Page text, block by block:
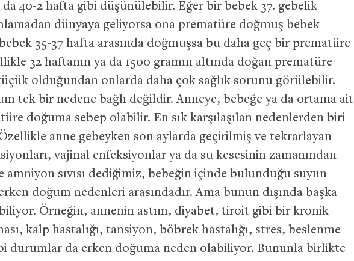
da 40-2 hafta gibi düşünülebilir. Eğer bir bebek 37. gebelik
dünyaya geliyorsa ona prematüre doğmuş bebek
35-37 hafta arasında doğmuşsa bu daha geç bir prematüre
32 haftanın ya da 1500 gramın altında doğan prematüre
olduğundan onlarda daha çok sağlık sorunu görülebilir.
tek bir nedene bağlı değildir. Anneye, bebeğe ya da ortama ait
doğuma sebep olabilir. En sık karşılaşılan nedenlerden biri
anne gebeyken son aylarda geçirilmiş ve tekrarlayan
vajinal enfeksiyonlar ya da su kesesinin zamanından
amniyon sıvısı dediğimiz, bebeğin içinde bulunduğu suyun
doğum nedenleri arasındadır. Ama bunun dışında başka
Örneğin, annenin astım, diyabet, tiroit gibi bir kronik
kalp hastalığı, tansiyon, böbrek hastalığı, stres, beslenme
durumlar da erken doğuma neden olabiliyor. Bununla birlikte